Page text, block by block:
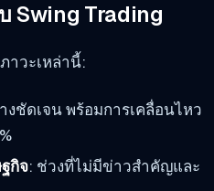
Swing Trading
าวะเหล่านี้:
ชัดเจน พร้อมการเคลื่อนไหว
กิจ: ช่วงที่ไม่มีข่าวสำคัญและ